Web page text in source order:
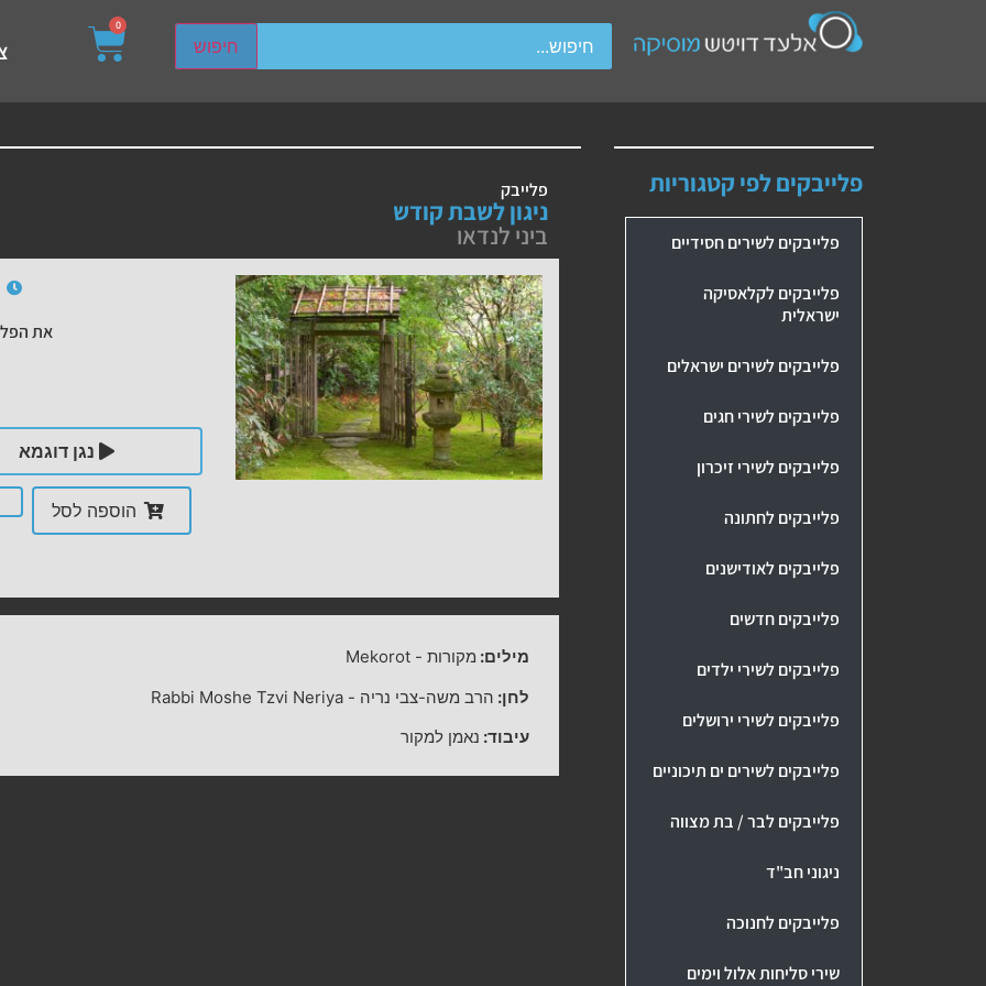
חיפוש
page. Touch device users, explore by touch or with swipe gestures.
0
פלייבקים לפי קטגוריות
פלייבקים לשירים חסידיים
פלייבקים לקלאסיקה
ישראלית
פלייבקים לשירים ישראלים
פלייבקים לשירי חגים
פלייבקים לשירי זיכרון
פלייבקים לחתונה
פלייבקים לאודישנים
פלייבקים חדשים
פלייבקים לשירי ילדים
פלייבקים לשירי ירושלים
פלייבקים לשירים ים תיכוניים
פלייבקים לבר / בת מצווה
ניגוני חב"ד
פלייבקים לחנוכה
שירי סליחות אלול וימים
פלייבק
ניגון לשבת קודש
ביני לנדאו
את
נגן דוגמא
הוספה לסל
מילים: מקורות-
Mekorot
לחן: הרב משה-צבי נריה -
Rabbi Moshe Tzvi Neriya
עיבוד: נאמן למקור